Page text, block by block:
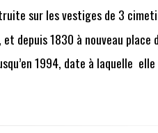
sur les vestiges de 3
depuis 1830 à nouveau place
1994, date à laquelle